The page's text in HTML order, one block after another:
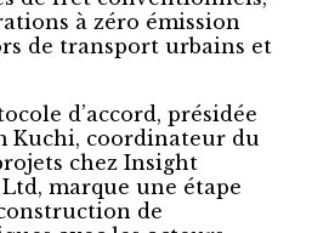
à zéro émission
de transport urbains et
d’accord, présidée
Kuchi, coordinateur du
chez Insight
marque une étape
de